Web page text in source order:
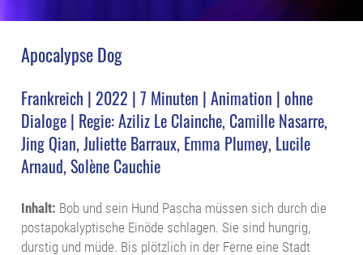
Apocalypse Dog
Frankreich | 2022 | 7 Minuten | Animation | ohne
Dialoge | Regie: Aziliz Le Clainche, Camille Nasarre,
Jing Qian, Juliette Barraux, Emma Plumey, Lucile
Arnaud, Solène Cauchie
Inhalt: Bob und sein Hund Pascha müssen sich durch die
postapokalyptische Einöde schlagen. Sie sind hungrig,
durstig und müde. Bis plötzlich in der Ferne eine Stadt